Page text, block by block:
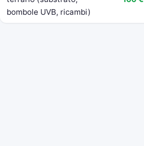
bombole UVB, ricambi)